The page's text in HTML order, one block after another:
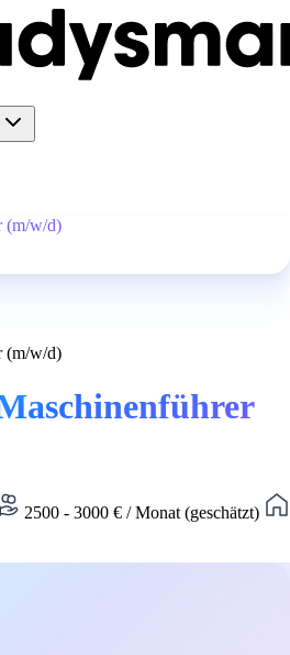
(m/w/d)
(m/w/d)
2500 - 3000 € / Monat (geschätzt)